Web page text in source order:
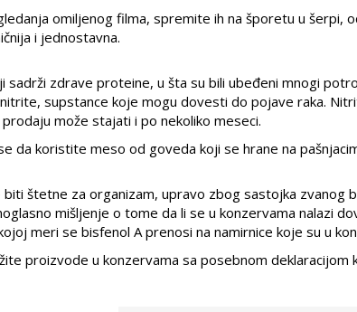
omiljenog filma, spremite ih na šporetu u šerpi,
i jednostavna.
zdrave proteine, u šta su bili ubeđeni mnogi
supstance koje mogu dovesti do pojave raka.
može stajati i po nekoliko meseci.
da koristite meso od goveda koji se hrane na
štetne za organizam, upravo zbog sastojka zvanog
mišljenje o tome da li se u konzervama nalazi
meri se bisfenol A prenosi na namirnice koje su u
proizvode u konzervama sa posebnom deklaracijom